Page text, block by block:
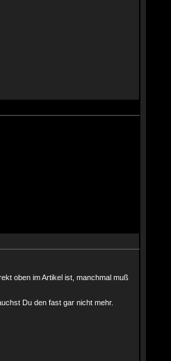
oben im Artikel ist, manchmal muß
Du den fast gar nicht mehr.